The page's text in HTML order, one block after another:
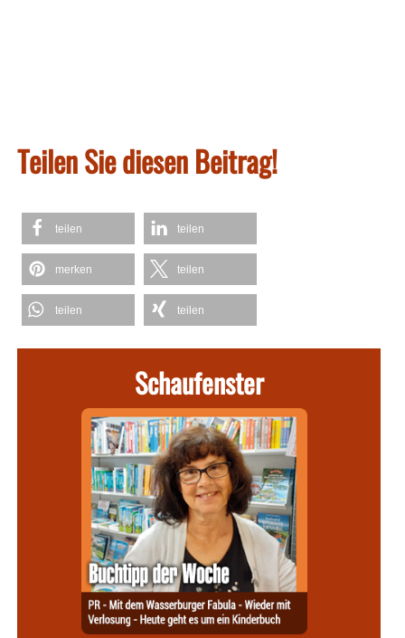
Teilen Sie diesen Beitrag!
teilen teilen
merken teilen
teilen teilen
Schaufenster